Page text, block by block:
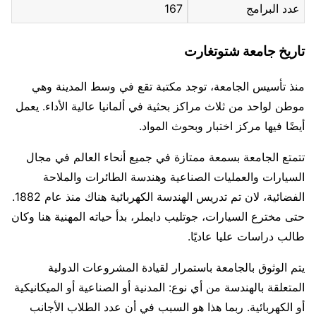
عدد البرامج 167
تاريخ جامعة شتوتغارت
منذ تأسيس الجامعة، توجد مكتبة تقع في وسط المدينة وهي
موطن لواحد من ثلاث مراكز بحثية في ألمانيا عالية الأداء. يعمل
أيضًا فيها مركز اختبار وبحوث المواد.
تتمتع الجامعة بسمعة ممتازة في جميع أنحاء العالم في مجال
السيارات والعمليات الصناعية وهندسة الطائرات والملاحة
الفضائية، لان تم تدريس الهندسة الكهربائية هناك منذ عام 1882.
حتى مخترع السيارات، جوتليب دايملر، بدأ حياته المهنية هنا وكان
طالب دراسات عليا عاديًا.
يتم الوثوق بالجامعة باستمرار لقيادة المشروعات الدولية
المتعلقة بالهندسة من أي نوع: المدنية أو الصناعية أو الميكانيكية
أو الكهربائية. ربما هذا هو السبب في أن عدد الطلاب الأجانب